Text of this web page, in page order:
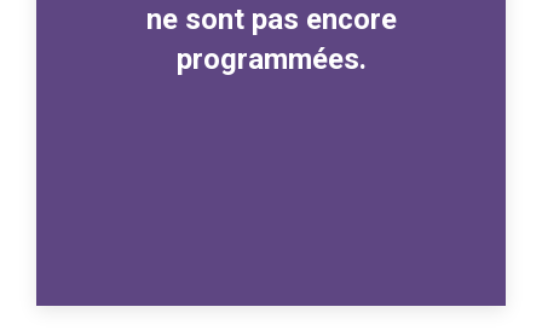
ne sont pas encore
programmées.